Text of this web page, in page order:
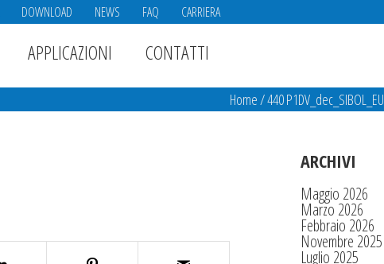
DOWNLOAD NEWS FAQ CARRIERA
APPLICAZIONI CONTATTI
Home/440 P1DV_dec_SIBOL_EU
ARCHIVI
Maggio 2026
Marzo 2026
Febbraio 2026
Novembre 2025
Luglio 2025